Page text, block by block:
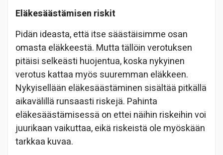
Eläkesäästämisen riskit
Pidän ideasta, että itse säästäisimme osan
omasta eläkkeestä. Mutta tällöin verotuksen
pitäisi selkeästi huojentua, koska nykyinen
verotus kattaa myös suuremman eläkkeen.
Nykyisellään eläkesäästäminen sisältää pitkällä
aikavälillä runsaasti riskejä. Pahinta
eläkesäästämisessä on ettei näihin riskeihin voi
juurikaan vaikuttaa, eikä riskeistä ole myöskään
tarkkaa kuvaa.